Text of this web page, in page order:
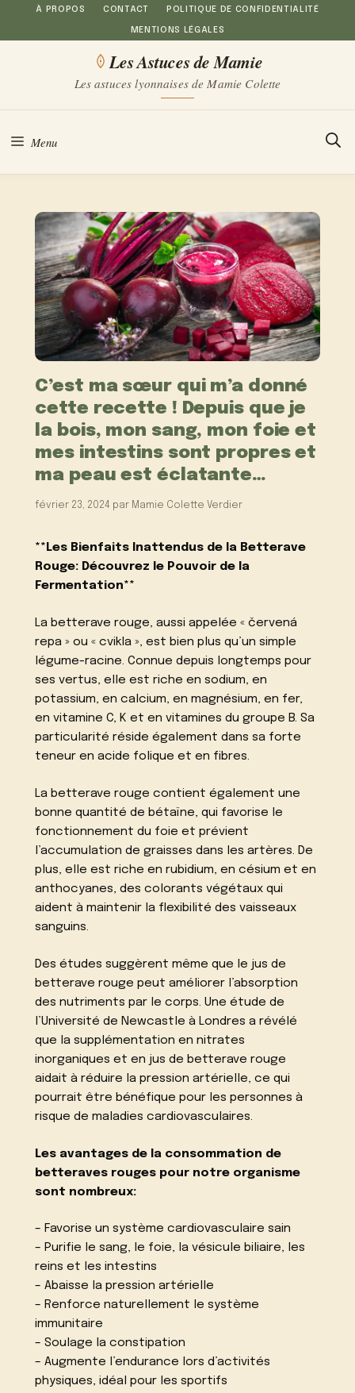
Aller
au
À PROPOS CONTACT POLITIQUE DE CONFIDENTIALITÉ
MENTIONS LÉGALES
Les Astuces de Mamie
Les astuces lyonnaises de Mamie Colette
Menu
C’est ma sœur qui m’a donné
cette recette ! Depuis que je
la bois, mon sang, mon foie et
mes intestins sont propres et
ma peau est éclatante…
février 23, 2024 par Mamie Colette Verdier
**Les Bienfaits Inattendus de la Betterave
Rouge: Découvrez le Pouvoir de la
Fermentation**
La betterave rouge, aussi appelée « červená
repa » ou « cvikla », est bien plus qu’un simple
légume-racine. Connue depuis longtemps pour
ses vertus, elle est riche en sodium, en
potassium, en calcium, en magnésium, en fer,
en vitamine C, K et en vitamines du groupe B. Sa
particularité réside également dans sa forte
teneur en acide folique et en fibres.
La betterave rouge contient également une
bonne quantité de bétaïne, qui favorise le
fonctionnement du foie et prévient
l’accumulation de graisses dans les artères. De
plus, elle est riche en rubidium, en césium et en
anthocyanes, des colorants végétaux qui
aident à maintenir la flexibilité des vaisseaux
sanguins.
Des études suggèrent même que le jus de
betterave rouge peut améliorer l’absorption
des nutriments par le corps. Une étude de
l’Université de Newcastle à Londres a révélé
que la supplémentation en nitrates
inorganiques et en jus de betterave rouge
aidait à réduire la pression artérielle, ce qui
pourrait être bénéfique pour les personnes à
risque de maladies cardiovasculaires.
Les avantages de la consommation de
betteraves rouges pour notre organisme
sont nombreux:
– Favorise un système cardiovasculaire sain
– Purifie le sang, le foie, la vésicule biliaire, les
reins et les intestins
– Abaisse la pression artérielle
– Renforce naturellement le système
immunitaire
– Soulage la constipation
– Augmente l’endurance lors d’activités
physiques, idéal pour les sportifs